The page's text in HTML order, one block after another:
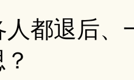
人都退后、